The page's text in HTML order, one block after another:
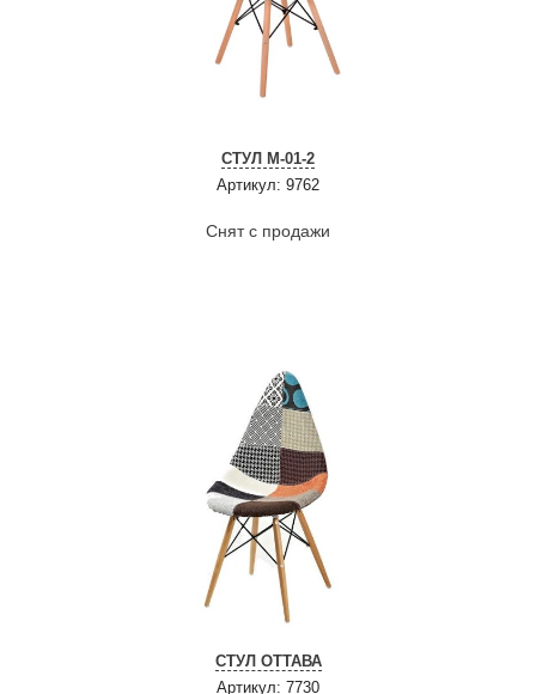
СТУЛ M-01-2
Артикул: 9762
Снят с продажи
СТУЛ ОТТАВА
Артикул: 7730